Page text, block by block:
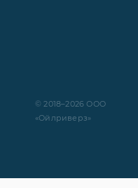
© 2018–2026 ООО
«Ойлриверз»